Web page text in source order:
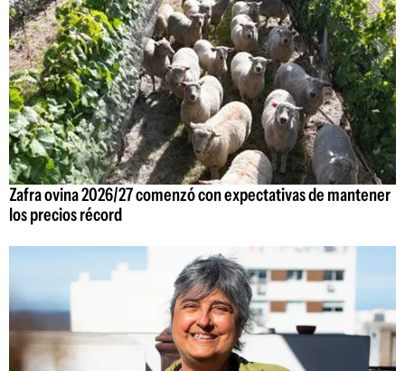
Zafra ovina 2026/27 comenzó con expectativas de mantener
los precios récord